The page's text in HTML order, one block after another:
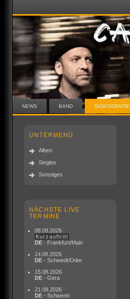
NEWS BAND DISKOGRAFIE
UNTERMENÜ
Alben
Singles
Sonstiges
NÄCHSTE LIVE
TERMINE
08.08.2026
Kurzauftritt
DE - Frankfurt/Main
14.08.2026
DE - Schwedt/Oder
15.08.2026
DE - Gera
21.08.2026
DE - Schwerin